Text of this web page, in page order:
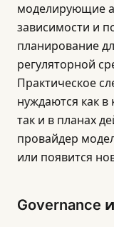
моделирующие
зависимости и
планирование
регуляторной
Практическое
нуждаются как в
так и в планах
провайдер
или появится
Governance